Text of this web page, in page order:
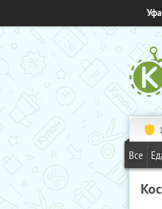
Уфа
Все